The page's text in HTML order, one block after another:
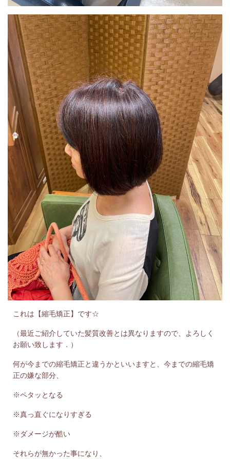
これは【縮毛矯正】です☆
（最近ご紹介していた髪質改善とは異なりますので、よろしく
お願い致します．）
何が今までの縮毛矯正と違うかといいますと、今までの縮毛矯
正の嫌な部分、
※ペタッとなる
※真っ直ぐになりすぎる
※ダメージが酷い
それらが無かった事になり、